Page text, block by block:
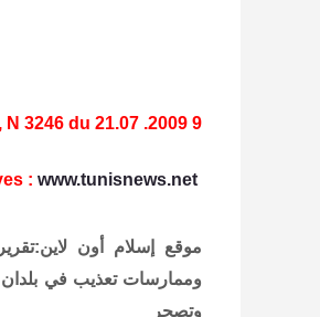
9 ème année, N 3246 du 21.07 .2009
: www.tunisnews.net
موقع إسلام أون
وممارسات تعذيب في بلدان
وتصحر